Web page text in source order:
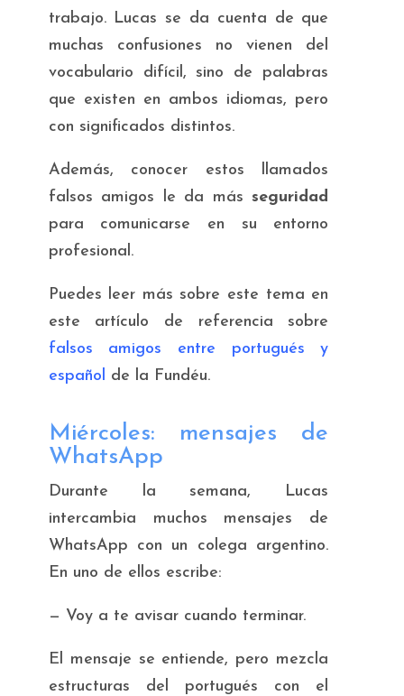
trabajo. Lucas se da cuenta de que
muchas confusiones no vienen del
vocabulario difícil, sino de palabras
que existen en ambos idiomas, pero
con significados distintos.
Además, conocer estos llamados
falsos amigos le da másseguridad
para comunicarse en su entorno
profesional.
Puedes leer más sobre este tema en
este artículo de referencia sobre
falsos amigos entre portugués y
español de la Fundéu.
Miércoles: mensajes de
WhatsApp
Durante la semana, Lucas
intercambia muchos mensajes de
WhatsApp con un colega argentino.
En uno de ellos escribe:
— Voy a te avisar cuando terminar.
El mensaje se entiende, pero mezcla
estructuras del portugués con el